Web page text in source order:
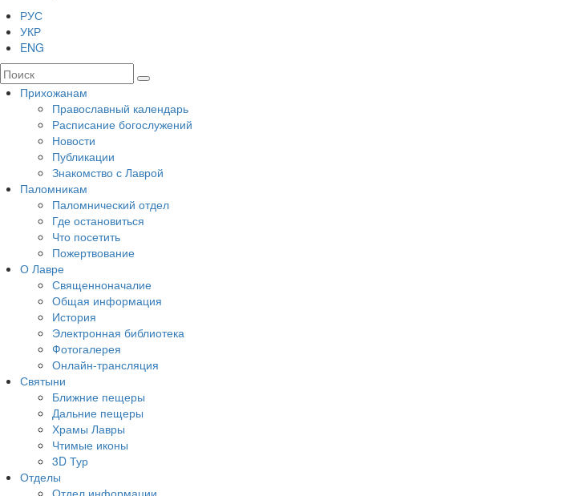
РУС
УКР
ENG
Прихожанам
Православный календарь
Расписание богослужений
Новости
Публикации
Знакомство с Лаврой
Паломникам
Паломнический отдел
Где остановиться
Что посетить
Пожертвование
О Лавре
Священноначалие
Общая информация
История
Электронная библиотека
Фотогалерея
Онлайн-трансляция
Святыни
Ближние пещеры
Дальние пещеры
Храмы Лавры
Чтимые иконы
3D Тур
Отделы
Отдел информации